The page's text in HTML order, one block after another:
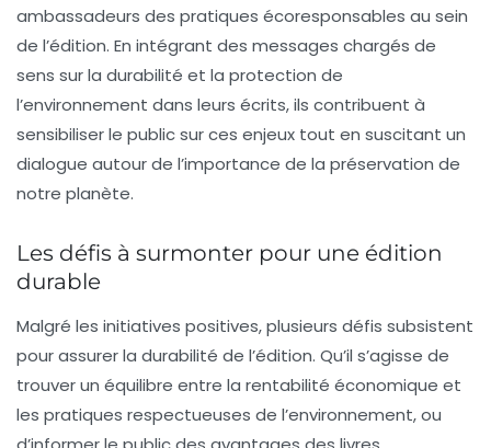
ambassadeurs des pratiques écoresponsables au sein
de l’édition. En intégrant des messages chargés de
sens sur la durabilité et la protection de
l’environnement dans leurs écrits, ils contribuent à
sensibiliser le public sur ces enjeux tout en suscitant un
dialogue autour de l’importance de la préservation de
notre planète.
Les défis à surmonter pour une édition
durable
Malgré les initiatives positives, plusieurs défis subsistent
pour assurer la durabilité de l’édition. Qu’il s’agisse de
trouver un équilibre entre la rentabilité économique et
les pratiques respectueuses de l’environnement, ou